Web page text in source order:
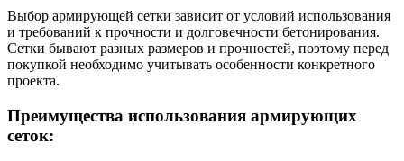
Выбор армирующей сетки зависит от условий использования
и требований к прочности и долговечности бетонирования.
Сетки бывают разных размеров и прочностей, поэтому перед
покупкой необходимо учитывать особенности конкретного
проекта.
Преимущества использования армирующих
сеток: